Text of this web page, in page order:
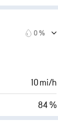
10 mi
0 %
10 mi/h
84 %